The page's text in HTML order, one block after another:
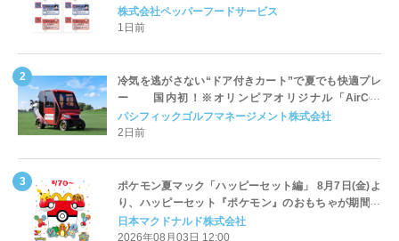
対応についてのご案内
株式会社ペッパーフードサービス
1日前
冷気を逃がさない“ドア付きカート”で夏でも快適プレ
ー 国内初！※オリンピアオリジナル「AirCon
Cart（エアコンカート）」導入 | ＰＧＭ
パシフィックゴルフマネージメント株式会社
2日前
ポケモン夏マック「ハッピーセット編」 8月7日(金)よ
り、ハッピーセット『ポケモン』のおもちゃが期間限
定登場
日本マクドナルド株式会社
2026年08月03日 12:00